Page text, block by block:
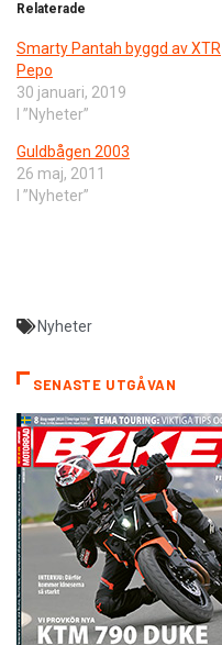
Relaterade
Smarty Pantah byggd av XTR
Pepo
30 januari, 2019
I ”Nyheter”
Guldbågen 2003
26 maj, 2011
I ”Nyheter”
Nyheter
SENASTE UTGÅVAN